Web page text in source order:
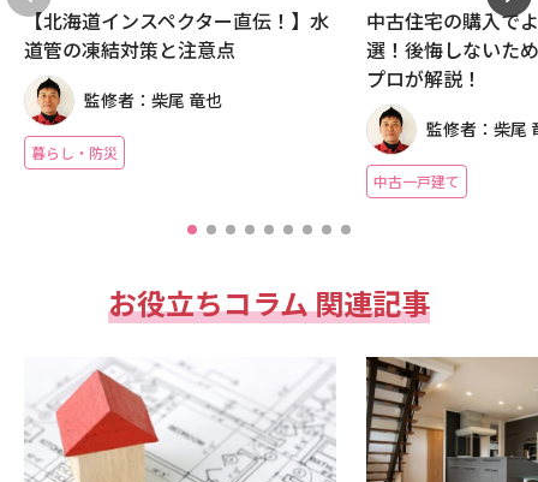
【北海道インスペクター直伝！】水
道管の凍結対策と注意点
監修者：柴尾 竜也
暮らし・防災
中古住宅の購入で
選！後悔しないた
プロが解説！
監修者：柴尾
中古一戸建て
お役立ちコラム 関連記事